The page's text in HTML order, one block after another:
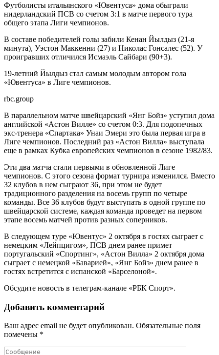
Футболисты итальянского «Ювентуса» дома обыграли
нидерландский ПСВ со счетом 3:1 в матче первого тура
общего этапа Лиги чемпионов.
В составе победителей голы забили Кенан Йылдыз (21-я
минута), Уэстон Маккенни (27) и Николас Гонсалес (52). У
проигравших отличился Исмаэль Сайбари (90+3).
19-летний Йылдыз стал самым молодым автором гола
«Ювентуса» в Лиге чемпионов.
rbc.group
В параллельном матче швейцарский «Янг Бойз» уступил дома
английской «Астон Вилле» со счетом 0:3. Для подопечных
экс-тренера «Спартака» Унаи Эмери это была первая игра в
Лиге чемпионов. Последний раз «Астон Вилла» выступала
еще в рамках Кубка европейских чемпионов в сезоне 1982/83.
Эти два матча стали первыми в обновленной Лиге
чемпионов. С этого сезона формат турнира изменился. Вместо
32 клубов в нем сыграют 36, при этом не будет
традиционного разделения на восемь групп по четыре
команды. Все 36 клубов будут выступать в одной группе по
швейцарской системе, каждая команда проведет на первом
этапе восемь матчей против разных соперников.
В следующем туре «Ювентус» 2 октября в гостях сыграет с
немецким «Лейпцигом», ПСВ днем ранее примет
португальский «Спортинг», «Астон Вилла» 2 октября дома
сыграет с немецкой «Баварией», «Янг Бойз» днем ранее в
гостях встретится с испанской «Барселоной».
Обсудите новость в телеграм-канале «РБК Спорт».
Добавить комментарий
Ваш адрес email не будет опубликован. Обязательные поля
помечены *